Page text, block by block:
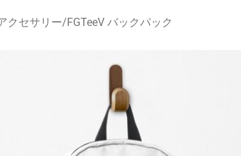
クセサリー/FGTeeV バックパック